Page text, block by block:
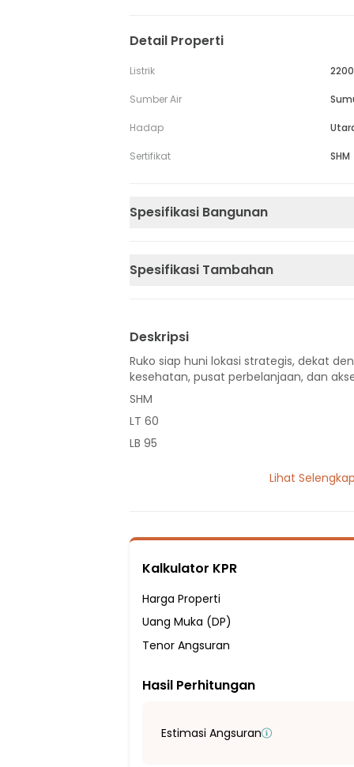
Detail Properti
Listrik
Sumber Air
Hadap
Sertifikat SHM
Spesifikasi Bangunan
Spesifikasi Tambahan
Deskripsi
Ruko siap huni lokasi strategis, dekat
kesehatan, pusat perbelanjaan, dan
SHM
LT 60
LB 95
Hadap Utara
Fasilitas Sekitar Hunian:
1 Menit ke SDIT Mentari Indonesia
2 Menit ke Gema Nurani Integrated
4 Menit ke Bazaleel Plus School
2 Menit ke SMP Negeri 37 Bekasi
Lihat
Kalkulator KPR
Harga Properti
Uang Muka (DP)
Tenor Angsuran
Hasil Perhitungan
Estimasi Angsuran